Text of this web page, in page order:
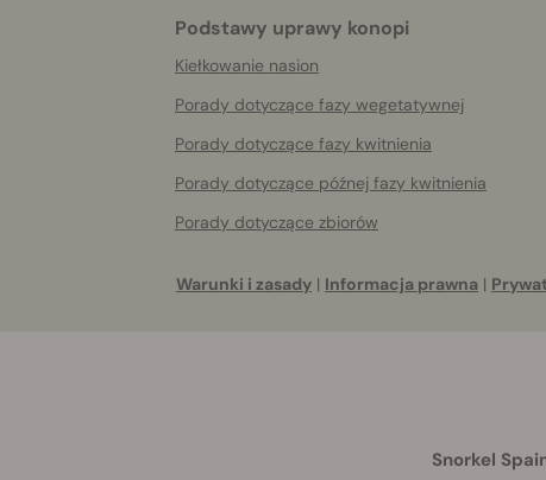
Podstawy uprawy konopi
Kiełkowanie nasion
Porady dotyczące fazy wegetatywnej
Porady dotyczące fazy kwitnienia
Porady dotyczące późnej fazy kwitnienia
Porady dotyczące zbiorów
Warunki i zasady | Informacja prawna |
Snorkel